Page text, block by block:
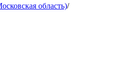
область)/